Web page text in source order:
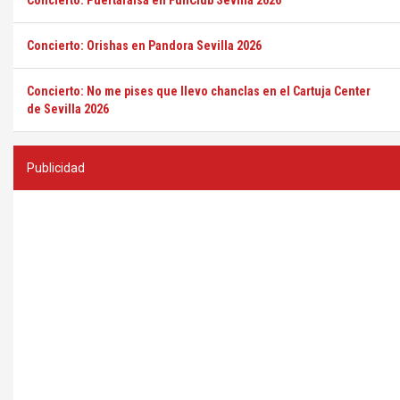
Concierto: Orishas en Pandora Sevilla 2026
Concierto: No me pises que llevo chanclas en el Cartuja Center
de Sevilla 2026
Publicidad